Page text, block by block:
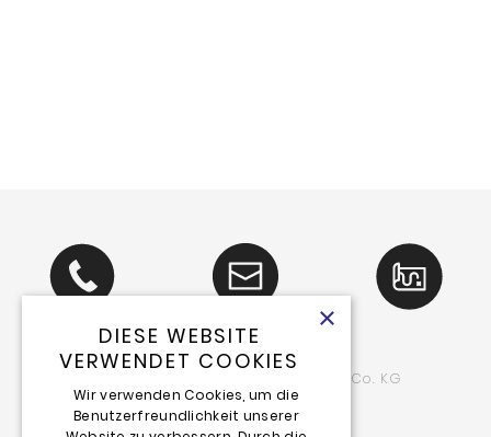
friends Event GmbH & Co. KG
Luegallee 114
×
DIESE WEBSITE
VERWENDET COOKIES
Wir verwenden Cookies, um die
Benutzerfreundlichkeit unserer